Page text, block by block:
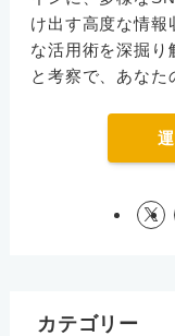
け出す高度な情報
な活用術を深掘り
と考察で、あなた
カテゴリー